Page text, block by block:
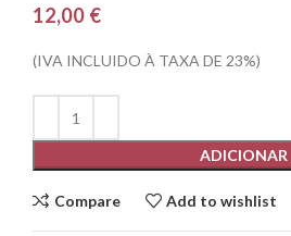
12,00 €
(IVA INCLUIDO À TAXA DE 23%)
ADICIONAR
Compare Add to wishlist